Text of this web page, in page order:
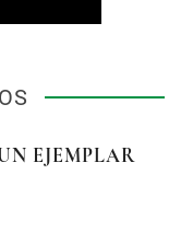
EJEMPLAR